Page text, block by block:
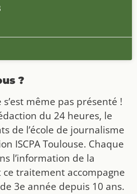
?
même pas présenté !
du 24 heures, le
de l’école de journalisme
ISCPA Toulouse. Chaque
l’information de la
traitement accompagne
3e année depuis 10 ans.